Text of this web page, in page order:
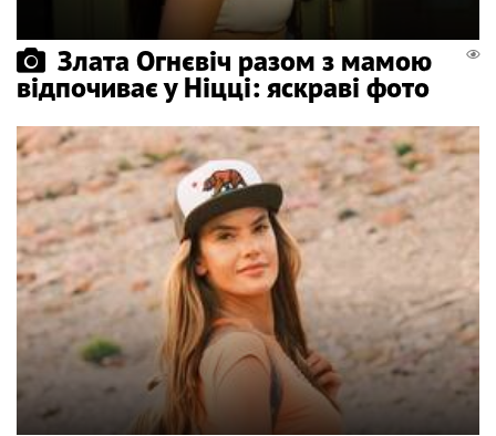
Злата Огнєвіч разом з мамою
відпочиває у Ніцці: яскраві фото